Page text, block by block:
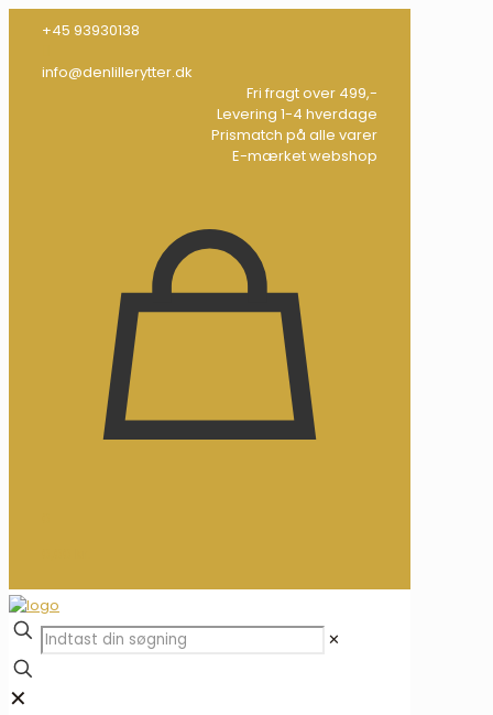
+45 93930138
info@denlillerytter.dk
Fri fragt over 499,-
Levering 1-4 hverdage
Prismatch på alle varer
E-mærket webshop
✕
✕